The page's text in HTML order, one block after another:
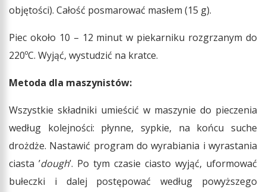
objętości). Całość posmarować masłem (15 g).
Piec około 10 – 12 minut w piekarniku rozgrzanym do
220ºC. Wyjąć, wystudzić na kratce.
Metoda dla maszynistów:
Wszystkie składniki umieścić w maszynie do pieczenia
według kolejności: płynne, sypkie, na końcu suche
drożdże. Nastawić program do wyrabiania i wyrastania
ciasta ’dough’. Po tym czasie ciasto wyjąć, uformować
bułeczki i dalej postępować według powyższego